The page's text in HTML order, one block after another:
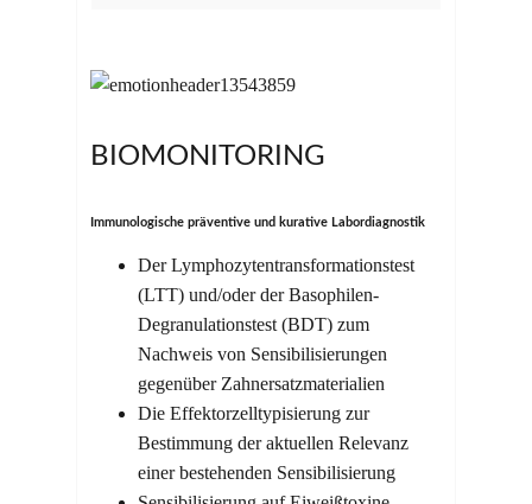
BIOMONITORING
Immunologische präventive und kurative Labordiagnostik
Der Lymphozytentransformationstest
(LTT) und/oder der Basophilen-
Degranulationstest (BDT) zum
Nachweis von Sensibilisierungen
gegenüber Zahnersatzmaterialien
Die Effektorzelltypisierung zur
Bestimmung der aktuellen Relevanz
einer bestehenden Sensibilisierung